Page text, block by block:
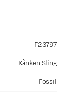
F23797
Kånken Sling
Fossil